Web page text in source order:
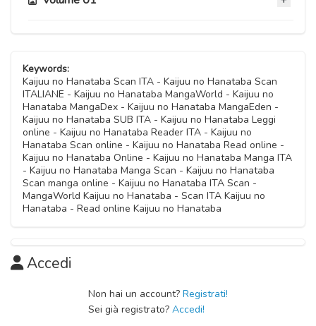
Capitolo 12
07 Giugno 2026
Capitolo 10
07 Giugno 2026
Capitolo 09
07 Giugno 2026
Capitolo 08
Capitolo 07
Capitolo 05
07 Giugno 2026
Capitolo 04
07 Giugno 2026
Capitolo 03
Capitolo 02
Capitolo 01
Keywords:
Kaijuu no Hanataba Scan ITA - Kaijuu no Hanataba Scan
ITALIANE - Kaijuu no Hanataba MangaWorld - Kaijuu no
Hanataba MangaDex - Kaijuu no Hanataba MangaEden -
Kaijuu no Hanataba SUB ITA - Kaijuu no Hanataba Leggi
online - Kaijuu no Hanataba Reader ITA - Kaijuu no
Hanataba Scan online - Kaijuu no Hanataba Read online -
Kaijuu no Hanataba Online - Kaijuu no Hanataba Manga ITA
- Kaijuu no Hanataba Manga Scan - Kaijuu no Hanataba
Scan manga online - Kaijuu no Hanataba ITA Scan -
MangaWorld Kaijuu no Hanataba - Scan ITA Kaijuu no
Hanataba - Read online Kaijuu no Hanataba
Accedi
Non hai un account? Registrati!
Sei già registrato? Accedi!